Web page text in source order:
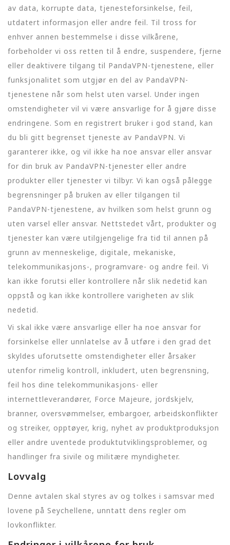
av data, korrupte data, tjenesteforsinkelse, feil,
utdatert informasjon eller andre feil. Til tross for
enhver annen bestemmelse i disse vilkårene,
forbeholder vi oss retten til å endre, suspendere, fjerne
eller deaktivere tilgang til PandaVPN-tjenestene, eller
funksjonalitet som utgjør en del av PandaVPN-
tjenestene når som helst uten varsel. Under ingen
omstendigheter vil vi være ansvarlige for å gjøre disse
endringene. Som en registrert bruker i god stand, kan
du bli gitt begrenset tjeneste av PandaVPN. Vi
garanterer ikke, og vil ikke ha noe ansvar eller ansvar
for din bruk av PandaVPN-tjenester eller andre
produkter eller tjenester vi tilbyr. Vi kan også pålegge
begrensninger på bruken av eller tilgangen til
PandaVPN-tjenestene, av hvilken som helst grunn og
uten varsel eller ansvar. Nettstedet vårt, produkter og
tjenester kan være utilgjengelige fra tid til annen på
grunn av menneskelige, digitale, mekaniske,
telekommunikasjons-, programvare- og andre feil. Vi
kan ikke forutsi eller kontrollere når slik nedetid kan
oppstå og kan ikke kontrollere varigheten av slik
nedetid.
Vi skal ikke være ansvarlige eller ha noe ansvar for
forsinkelse eller unnlatelse av å utføre i den grad det
skyldes uforutsette omstendigheter eller årsaker
utenfor rimelig kontroll, inkludert, uten begrensning,
feil hos dine telekommunikasjons- eller
internettleverandører, Force Majeure, jordskjelv,
branner, oversvømmelser, embargoer, arbeidskonflikter
og streiker, opptøyer, krig, nyhet av produktproduksjon
eller andre uventede produktutviklingsproblemer, og
handlinger fra sivile og militære myndigheter.
Lovvalg
Denne avtalen skal styres av og tolkes i samsvar med
lovene på Seychellene, unntatt dens regler om
lovkonflikter.